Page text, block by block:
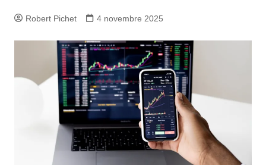
Robert Pichet 4 novembre 2025